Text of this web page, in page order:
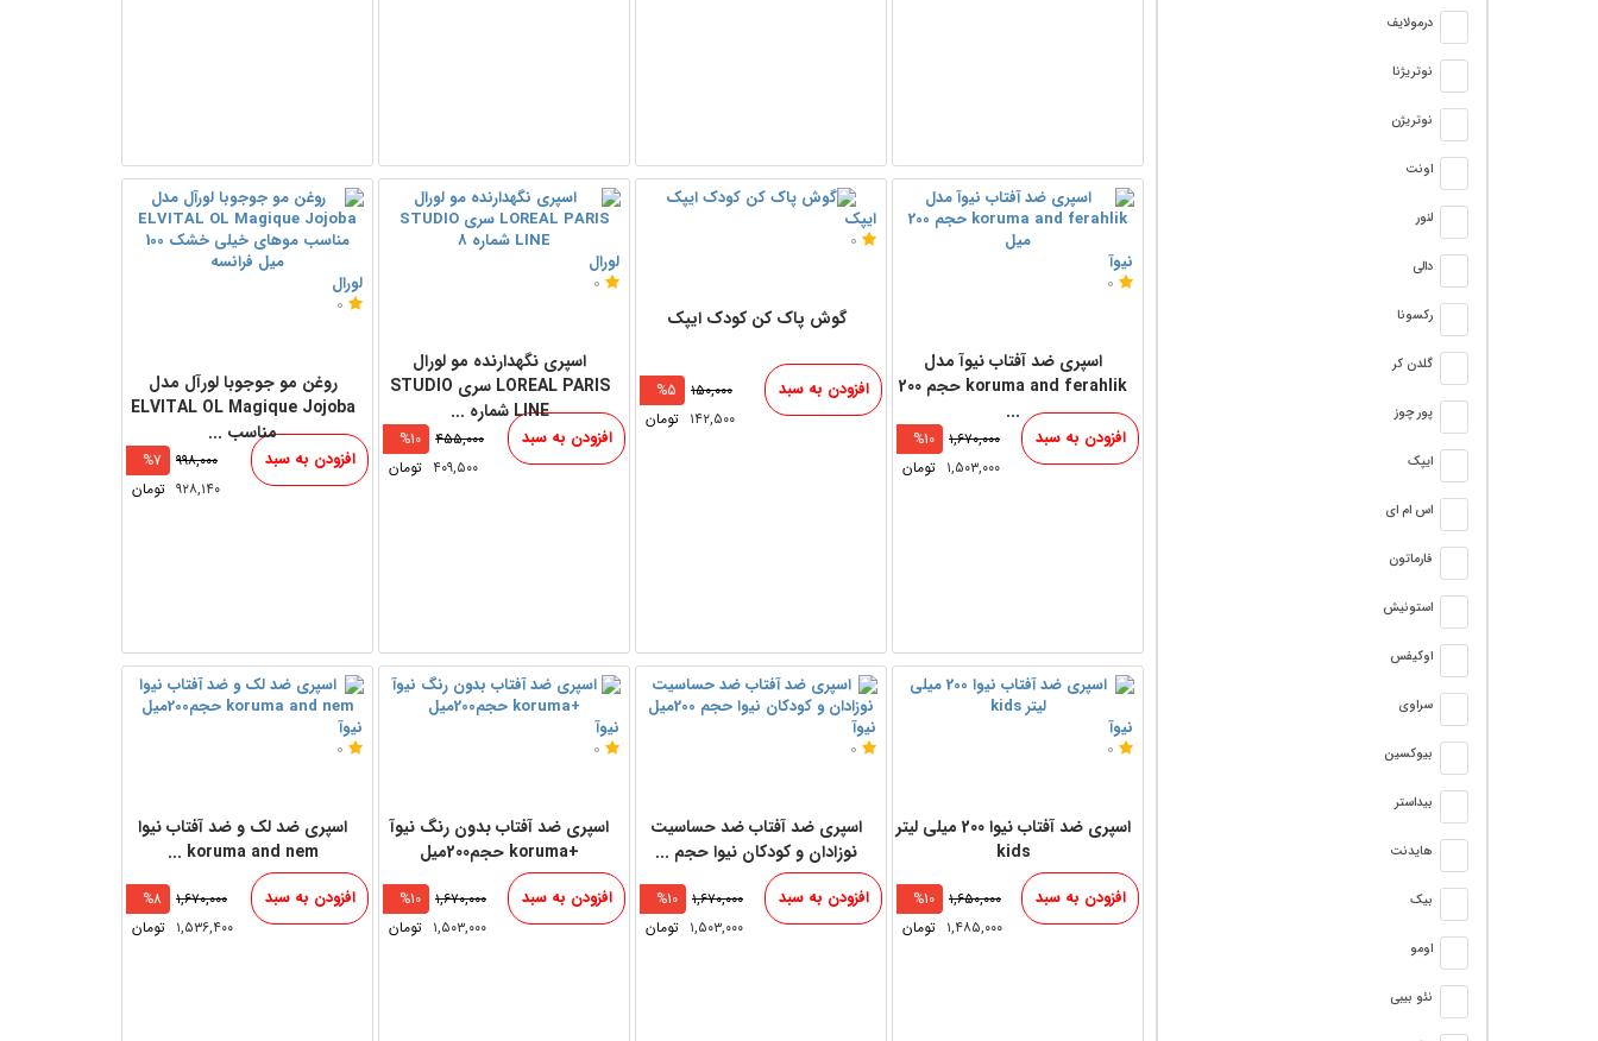
لورال
0
روغن مو جوجوبا لورآل مدل
ELVITAL OL Magique Jojoba
مناسب ...
افزودن به سبد %7
۹۹۸,۰۰۰
۹۲۸,۱۴۰ تومان
لورال
0
اسپری نگهدارنده مو لورال
LOREAL PARIS سری STUDIO
LINE شماره ...
افزودن به سبد %10
۴۵۵,۰۰۰
۴۰۹,۵۰۰ تومان
ایپک
0
گوش پاک کن کودک ایپک
افزودن به سبد %5
۱۵۰,۰۰۰
۱۴۲,۵۰۰ تومان
نیوآ
0
اسپری ضد آفتاب نیوآ مدل
koruma and ferahlik حجم 200
...
افزودن به سبد %10
۱,۶۷۰,۰۰۰
۱,۵۰۳,۰۰۰ تومان
نیوآ
0
اسپری ضد لک و ضد آفتاب نیوا
koruma and nem ...
افزودن به سبد %8
۱,۶۷۰,۰۰۰
۱,۵۳۶,۴۰۰ تومان
نیوآ
0
اسپری ضد آفتاب بدون رنگ نیوآ
+koruma حجم200میل
افزودن به سبد %10
۱,۶۷۰,۰۰۰
۱,۵۰۳,۰۰۰ تومان
نیوآ
0
اسپری ضد آفتاب ضد حساسیت
نوزادان و کودکان نیوا حجم ...
افزودن به سبد %10
۱,۶۷۰,۰۰۰
۱,۵۰۳,۰۰۰ تومان
نیوآ
0
اسپری ضد آفتاب نیوا 200 میلی لیتر
kids
افزودن به سبد %10
۱,۶۵۰,۰۰۰
۱,۴۸۵,۰۰۰ تومان
درمولایف
نوتریژنا
نوتریژن
اونت
لنور
دالی
رکسونا
گلدن کر
پور چوز
ایپک
اس ام ای
فارماتون
استونیش
اوکیفس
سراوی
بیوکسین
بیداستر
هایدنت
بیک
اومو
نئو بیبی